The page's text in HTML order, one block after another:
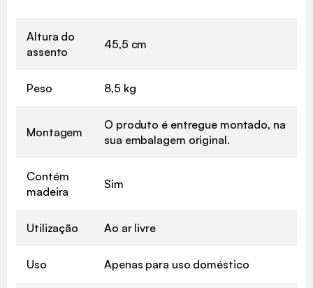
Altura do
assento
45,5 cm
Peso 8,5 kg
Montagem
O produto é entregue montado, na
sua embalagem original.
Contém
madeira
Sim
Utilização Ao ar livre
Uso Apenas para uso doméstico